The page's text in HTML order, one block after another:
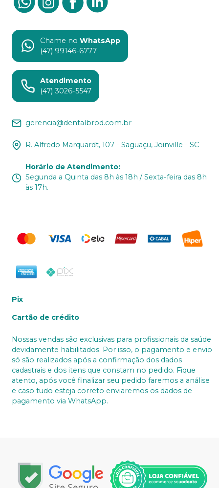
Chame no WhatsApp
(47) 99146-6777
Atendimento
(47) 3026-5547
gerencia@dentalbrod.com.br
R. Alfredo Marquardt, 107 - Saguaçu, Joinville - SC
Horário de Atendimento:
Segunda a Quinta das 8h às 18h / Sexta-feira das 8h
às 17h.
Pix
Cartão de crédito
Nossas vendas são exclusivas para profissionais da saúde
devidamente habilitados. Por isso, o pagamento e envio
só são realizados após a confirmação dos dados
cadastrais e dos itens que constam no pedido. Fique
atento, após você finalizar seu pedido faremos a análise
e caso tudo esteja correto enviaremos os dados de
pagamento via WhatsApp.